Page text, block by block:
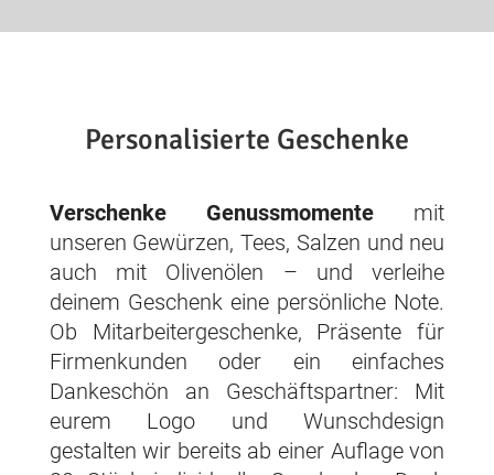
Personalisierte Geschenke
Verschenke Genussmomente mit
unseren Gewürzen, Tees, Salzen und neu
auch mit Olivenölen – und verleihe
deinem Geschenk eine persönliche Note.
Ob Mitarbeitergeschenke, Präsente für
Firmenkunden oder ein einfaches
Dankeschön an Geschäftspartner: Mit
eurem Logo und Wunschdesign
gestalten wir bereits ab einer Auflage von